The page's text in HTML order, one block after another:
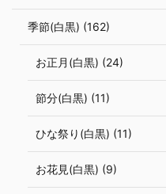
季節(白黒) (162)
お正月(白黒) (24)
節分(白黒) (11)
ひな祭り(白黒) (11)
お花見(白黒) (9)